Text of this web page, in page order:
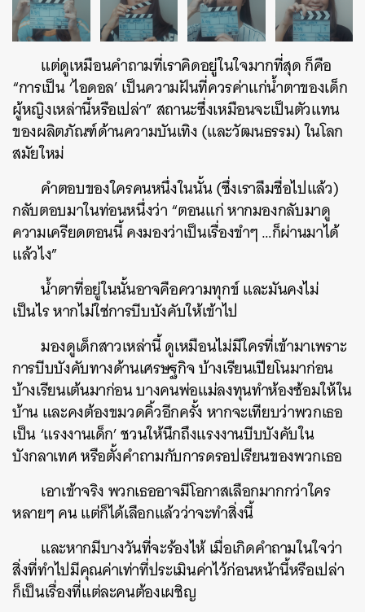
แต่ดูเหมือนคำถามที่เราคิดอยู่ในใจมากที่สุด ก็คือ
“การเป็น ‘ไอดอล’ เป็นความฝันที่ควรค่าแก่น้ำตาของเด็ก
ผู้หญิงเหล่านี้หรือเปล่า” สถานะซึ่งเหมือนจะเป็นตัวแทน
ของผลิตภัณฑ์ด้านความบันเทิง (และวัฒนธรรม) ในโลก
สมัยใหม่
คำตอบของใครคนหนึ่งในนั้น (ซึ่งเราลืมชื่อไปแล้ว)
กลับตอบมาในท่อนหนึ่งว่า “ตอนแก่ หากมองกลับมาดู
ความเครียดตอนนี้ คงมองว่าเป็นเรื่องขำๆ …ก็ผ่านมาได้
แล้วไง”
น้ำตาที่อยู่ในนั้นอาจคือความทุกข์ และมันคงไม่
เป็นไร หากไม่ใช่การบีบบังคับให้เข้าไป
มองดูเด็กสาวเหล่านี้ ดูเหมือนไม่มีใครที่เข้ามาเพราะ
การบีบบังคับทางด้านเศรษฐกิจ บ้างเรียนเปียโนมาก่อน
บ้างเรียนเต้นมาก่อน บางคนพ่อแม่ลงทุนทำห้องซ้อมให้ใน
บ้าน และคงต้องขมวดคิ้วอีกครั้ง หากจะเทียบว่าพวกเธอ
เป็น ‘แรงงานเด็ก’ ชวนให้นึกถึงแรงงานบีบบังคับใน
บังกลาเทศ หรือตั้งคำถามกับการดรอปเรียนของพวกเธอ
เอาเข้าจริง พวกเธออาจมีโอกาสเลือกมากกว่าใคร
หลายๆ คน แต่ก็ได้เลือกแล้วว่าจะทำสิ่งนี้
และหากมีบางวันที่จะร้องไห้ เมื่อเกิดคำถามในใจว่า
สิ่งที่ทำไปมีคุณค่าเท่าที่ประเมินค่าไว้ก่อนหน้านี้หรือเปล่า
ก็เป็นเรื่องที่แต่ละคนต้องเผชิญ